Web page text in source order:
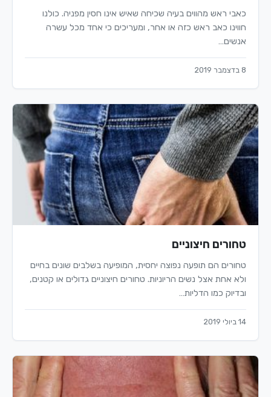
כאבי ראש מהווים בעיה שכיחה שאיש אינו חסין מפניה. כולנו
חווינו כאב ראש כזה או אחר, ומעריכים כי אחד מכל עשרה
אנשים…
8 בדצמבר 2019
טחורים חיצוניים
טחורים הם תופעה נפוצה יחסית, המופיעה בשלבים שונים בחיים
ולא אחת אצל נשים הריוניות. טחורים חיצוניים גדולים או קטנים,
ובדיוק כמו הדליות…
14 ביולי 2019